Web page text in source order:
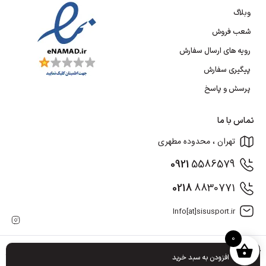
افزودن به سبد خرید
وبلاگ
شعب فروش
رویه های ارسال سفارش
پیگیری سفارش
پرسش و پاسخ
تماس با ما
تهران ، محدوده مطهری
09215586579
02188830771
Info[at]sisusport.ir
کلیه حقوق مادی و معنوی برای این سایت محفوظ می باشد و هرگونه کپی برداری شامل پیگرد
0